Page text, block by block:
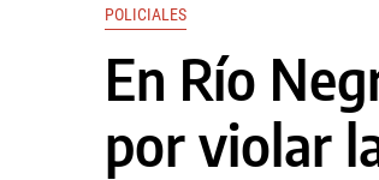
POLICIALES
En Río
por violar